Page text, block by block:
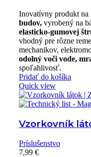
Inovatívny produkt na
budov, vyrobený na
elasticko-gumovej
vhodný pre rôzne
mechanikov,
odolný voči vode,
spoľahlivosť.
Pridať do košíka
Quick view
Vzorkovník
Príslušenstvo
7,99 €